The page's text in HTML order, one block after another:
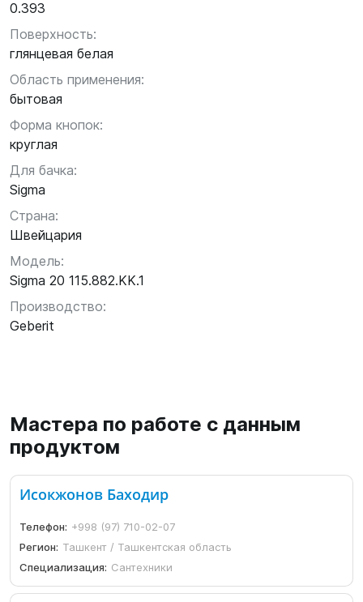
0.393
Поверхность:
глянцевая белая
Область применения:
бытовая
Форма кнопок:
круглая
Для бачка:
Sigma
Страна:
Швейцария
Модель:
Sigma 20 115.882.KK.1
Производство:
Geberit
Мастера по работе с данным
продуктом
Исокжонов Баходир
Телефон: +998 (97) 710-02-07
Регион: Ташкент / Ташкентская область
Специализация: Сантехники